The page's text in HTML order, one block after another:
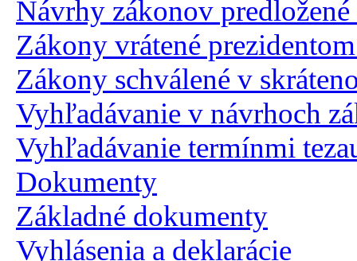
Návrhy zákonov
Zákony vrátené
Zákony schválené v
Vyhľadávanie v návrhoch
Vyhľadávanie termínmi
Dokumenty
Základné dokumenty
Vyhlásenia a deklarácie